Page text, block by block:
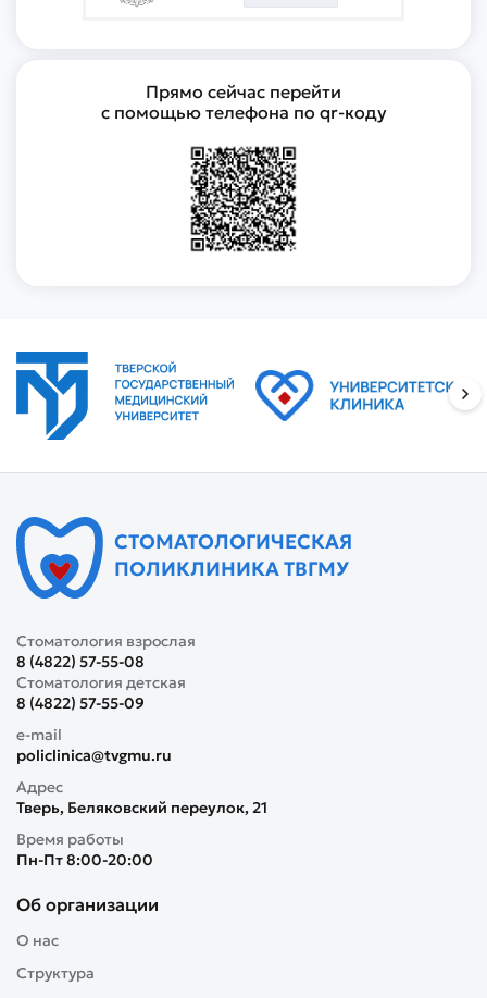
Прямо сейчас перейти
с помощью телефона по qr-коду
СТОМАТОЛОГИЧЕСКАЯ
ПОЛИКЛИНИКА ТВГМУ
8 (4822) 57-55-08
Стоматология взрослая
8 (4822) 57-55-09
Стоматология детская
policlinica@tvgmu.ru
e-mail
Тверь, Беляковский переулок, 21
Адрес
Пн-Пт 8:00-20:00
Время работы
Об организации
О нас
Структура